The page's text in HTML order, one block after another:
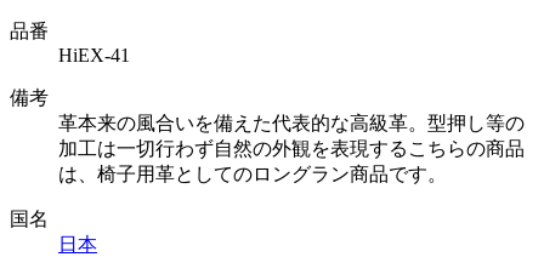
品番
HiEX-41
備考
革本来の風合いを備えた代表的な高級革。型押し等の
加工は一切行わず自然の外観を表現するこちらの商品
は、椅子用革としてのロングラン商品です。
国名
日本